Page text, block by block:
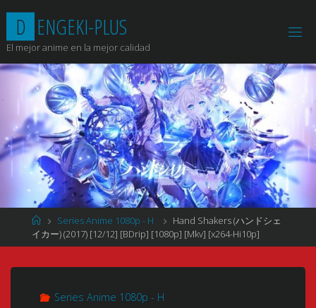
contenido
D ENGEKI-PLUS
El mejor anime en la mejor calidad
Página
de
Inicio
Series Anime 1080p - H
Hand Shakers (ハンドシェ
イカー) (2017) [12/12] [BDrip] [1080p] [Mkv] [x264-Hi10p]
Series Anime 1080p - H